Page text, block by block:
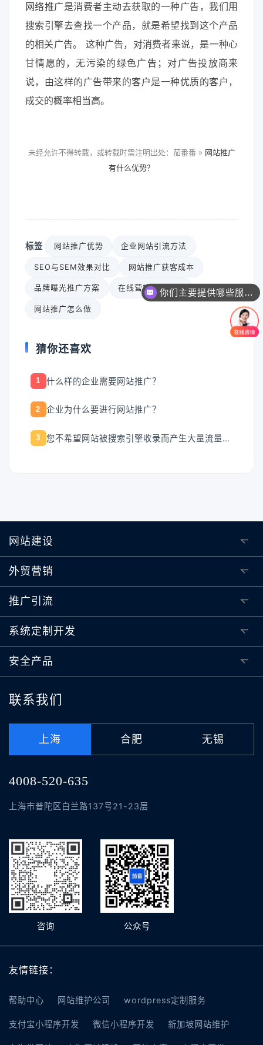
网络推广是消费者主动去获取的一种广告，我们用
搜索引擎去查找一个产品，就是希望找到这个产品
的相关广告。 这种广告，对消费者来说，是一种心
甘情愿的，无污染的绿色广告；对广告投放商来
说，由这样的广告带来的客户是一种优质的客户，
成交的概率相当高。
未经允许不得转载，或转载时需注明出处：茄番番 » 网站推广
有什么优势？
标签 网站推广优势 企业网站引流方法
SEO与SEM效果对比 网站推广获客成本
品牌曝光推广方案 在线营销渠道推荐
网站推广怎么做
猜你还喜欢
1 什么样的企业需要网站推广？
2 企业为什么要进行网站推广？
3 您不希望网站被搜索引擎收录而产生大量流量，是否有解决的办法？
网站建设
外贸营销
推广引流
系统定制开发
安全产品
联系我们
上海 合肥 无锡
4008-520-635
上海市普陀区白兰路137号21-23层
咨询 公众号
友情链接：
帮助中心 网站维护公司 wordpress定制服务
支付宝小程序开发 微信小程序开发 新加坡网站维护
你们主要提供哪些服务？可以根据需求定制吗？